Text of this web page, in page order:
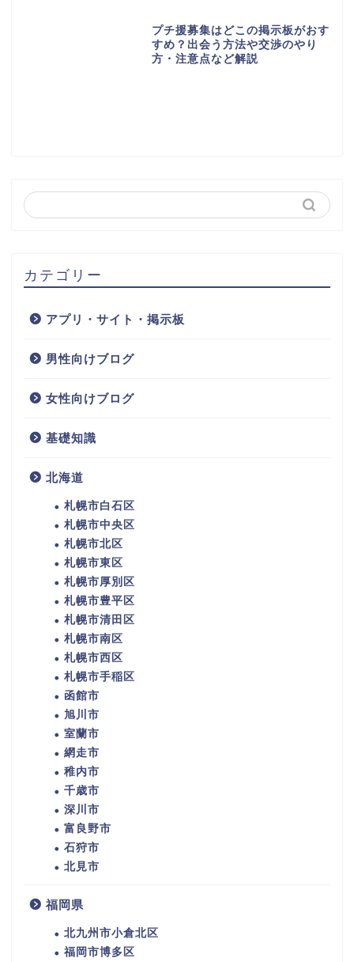
プチ援募集はどこの掲示板がおす
すめ？出会う方法や交渉のやり
方・注意点など解説
カテゴリー
アプリ・サイト・掲示板
男性向けブログ
女性向けブログ
基礎知識
北海道
札幌市白石区
札幌市中央区
札幌市北区
札幌市東区
札幌市厚別区
札幌市豊平区
札幌市清田区
札幌市南区
札幌市西区
札幌市手稲区
函館市
旭川市
室蘭市
網走市
稚内市
千歳市
深川市
富良野市
石狩市
北見市
福岡県
北九州市小倉北区
福岡市博多区